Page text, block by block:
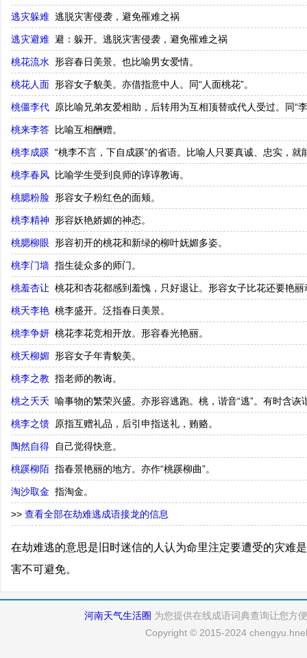
逃灾躲难 逃脱灾害侵袭，避免罹难之祸
逃灾避难 避：躲开。逃脱灾害侵袭，避免罹难之祸
桃花流水 形容春日美景。也比喻男女爱情。
桃花人面 形容女子貌美。亦借指意中人。同“人面桃花”。
桃僵李代 原比喻兄弟友爱相助，后转用为互相顶替或代人受过。同“
桃来李答 比喻互相酬赠。
桃李成蹊 “桃李不言，下自成蹊”的省语。比喻人只要真诚、忠实，就
桃李春风 比喻学生受到良师的谆谆教诲。
桃腮粉脸 形容女子粉红色的面颊。
桃李精神 形容妖艳娇媚的神态。
桃腮柳眼 形容初开的桃花和新绿的柳叶妩媚多姿。
桃李门墙 指生徒众多的师门。
桃羞杏让 桃花和杏花都感到羞愧，只好退让。形容女子比花还要艳丽
桃夭李艳 桃李盛开。泛指春日美景。
桃李争妍 桃花李花竞相开放。形容春光艳丽。
桃夭柳媚 形容女子年青貌美。
桃李之教 指老师的教诲。
桃之夭夭 喻事物的繁荣兴盛。亦形容逃跑。桃，谐音“逃”。有时含诙
桃李之馈 原指互赠礼品，后引申指送礼，贿赂。
陶然自得 自己觉得快意。
桃蹊柳陌 指春景艳丽的地方。亦作“桃蹊柳曲”。
淘沙取金 指淘金。
>> 查看全部在劫难逃成语接龙的信息
在劫难逃的意思是旧时迷信的人认为命里注定要遭受的灾难
害不可避免。
河南天气生活圈 为您提供在线成语词典查询让您方
Copyright © 2015-2024